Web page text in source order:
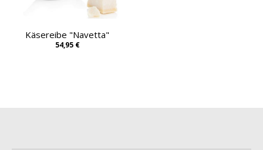
Käsereibe "Navetta"
54,95 €